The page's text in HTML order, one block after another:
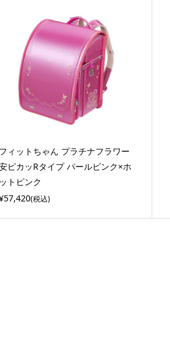
フィットちゃん プラチナフラワー
ピカッRタイプ パールピンク×ホ
ットピンク
(税込)